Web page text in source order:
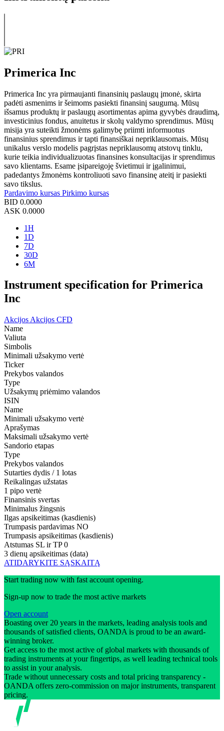
Primerica Inc
Primerica Inc yra pirmaujanti finansinių paslaugų įmonė, skirta
padėti asmenims ir šeimoms pasiekti finansinį saugumą. Mūsų
išsamus produktų ir paslaugų asortimentas apima gyvybės draudimą,
investicinius fondus, anuitetus ir skolų valdymo sprendimus. Mūsų
misija yra suteikti žmonėms galimybę priimti informuotus
finansinius sprendimus ir tapti finansiškai nepriklausomais. Mūsų
unikalus verslo modelis pagrįstas nepriklausomų atstovų tinklu,
kurie teikia individualizuotas finansines konsultacijas ir sprendimus
savo klientams. Esame įsipareigoję švietimui ir įgalinimui,
padedantys žmonėms kontroliuoti savo finansinę ateitį ir pasiekti
savo tikslus.
Pardavimo kursas Pirkimo kursas
BID 0.0000
ASK 0.0000
1H
1D
7D
30D
6M
Instrument specification for Primerica
Inc
Akcijos Akcijos CFD
Name
Valiuta
Simbolis
Minimali užsakymo vertė
Ticker
Prekybos valandos
Type
Užsakymų priėmimo valandos
ISIN
Name
Minimali užsakymo vertė
Aprašymas
Maksimali užsakymo vertė
Sandorio etapas
Type
Prekybos valandos
Sutarties dydis / 1 lotas
Reikalingas užstatas
1 pipo vertė
Finansinis svertas
Minimalus žingsnis
Ilgas apsikeitimas (kasdienis)
Trumpasis pardavimas NO
Trumpasis apsikeitimas (kasdienis)
Atstumas SL ir TP 0
3 dienų apsikeitimas (data)
ATIDARYKITE SĄSKAITĄ
Start trading now with fast account opening.
Sign-up now to trade the most active markets
Open account
Boasting over 20 years in the markets, leading analysis tools and
thousands of satisfied clients, OANDA is proud to be an award-
winning broker.
Get access to the most active of global markets with thousands of
trading instruments at your fingertips, as well leading technical tools
to assist in your analysis.
Trade without unnecessary costs and total pricing transparency -
OANDA offers zero-commission on major instruments, transparent
pricing.